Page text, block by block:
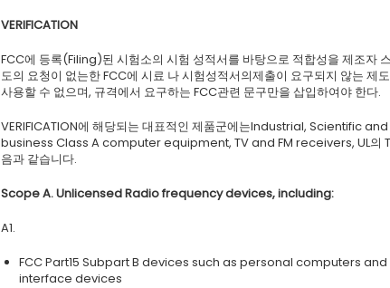
VERIFICATION
FCC에 등록(Filing)된 시험소의 시험 성적서를 바탕으로 적합성을 제조자
도의 요청이 없는한 FCC에 시료 나 시험성적서의제출이 요구되지 않는 제
사용할 수 없으며, 규격에서 요구하는 FCC관련 문구만을 삽입하여야 한다.
VERIFICATION에 해당되는 대표적인 제품군에는Industrial, Scientific
business Class A computer equipment, TV and FM receivers, UL의
음과 같습니다.
Scope A. Unlicensed Radio frequency devices, including:
A1.
FCC Part15 Subpart B devices such as personal computers
interface devices